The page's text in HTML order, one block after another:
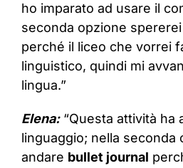
ho imparato ad usare il
seconda opzione
perché il liceo che vorrei
linguistico, quindi mi
lingua.”
Elena:“Questa attività ha
linguaggio; nella seconda
andare bullet journal